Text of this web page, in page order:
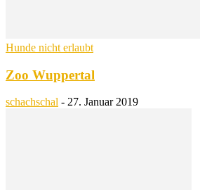
Hunde nicht erlaubt
Zoo Wuppertal
schachschal - 27. Januar 2019